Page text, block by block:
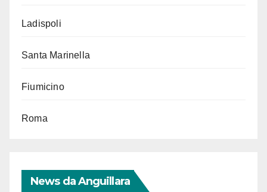
Ladispoli
Santa Marinella
Fiumicino
Roma
News da Anguillara